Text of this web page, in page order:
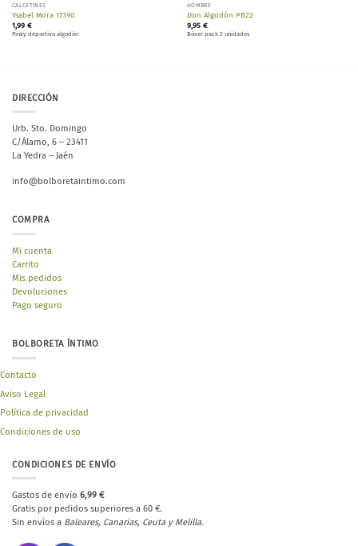
CALCETINES
Ysabel Mora 17390
1,99 €
Pinky deportivo algodón
HOMBRE
Don Algodón PB22
9,95 €
Bóxer pack 2 unidades
DIRECCIÓN
Urb. Sto. Domingo
C/Álamo, 6 – 23411
La Yedra – Jaén
info@bolboretaintimo.com
COMPRA
Mi cuenta
Carrito
Mis pedidos
Devoluciones
Pago seguro
BOLBORETA ÍNTIMO
Contacto
Aviso Legal
Política de privacidad
Condiciones de uso
CONDICIONES DE ENVÍO
Gastos de envío 6,99 €
Gratis por pedidos superiores a 60 €.
Sin envíos a Baleares, Canarias, Ceuta y Melilla.